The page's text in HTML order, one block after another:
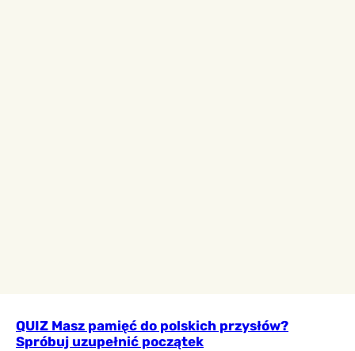
QUIZ Masz pamięć do polskich przysłów?
Spróbuj uzupełnić początek